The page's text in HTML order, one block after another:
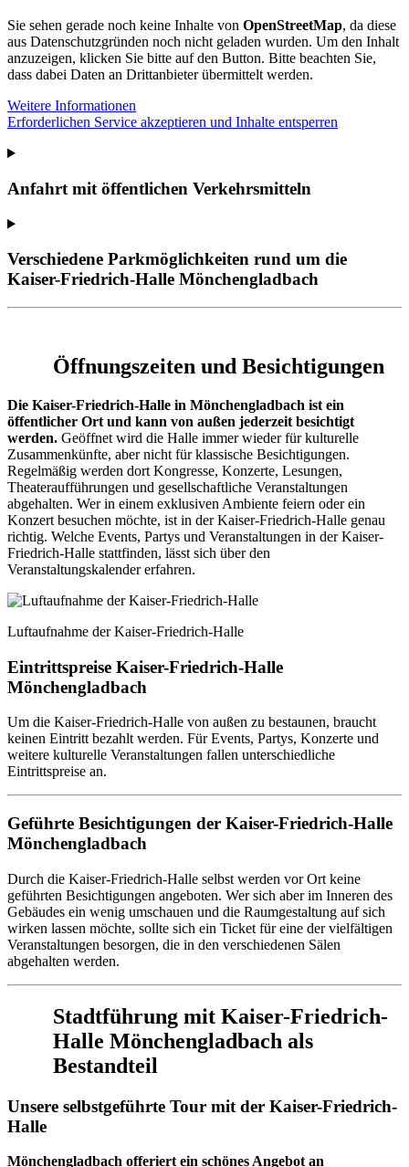
Sie sehen gerade noch keine Inhalte von OpenStreetMap, da diese
aus Datenschutzgründen noch nicht geladen wurden. Um den Inhalt
anzuzeigen, klicken Sie bitte auf den Button. Bitte beachten Sie,
dass dabei Daten an Drittanbieter übermittelt werden.
Weitere Informationen
Erforderlichen Service akzeptieren und Inhalte entsperren
Anfahrt mit öffentlichen Verkehrsmitteln
Verschiedene Parkmöglichkeiten rund um die
Kaiser-Friedrich-Halle Mönchengladbach
Öffnungszeiten und Besichtigungen
Die Kaiser-Friedrich-Halle in Mönchengladbach ist ein
öffentlicher Ort und kann von außen jederzeit besichtigt
werden. Geöffnet wird die Halle immer wieder für kulturelle
Zusammenkünfte, aber nicht für klassische Besichtigungen.
Regelmäßig werden dort Kongresse, Konzerte, Lesungen,
Theateraufführungen und gesellschaftliche Veranstaltungen
abgehalten. Wer in einem exklusiven Ambiente feiern oder ein
Konzert besuchen möchte, ist in der Kaiser-Friedrich-Halle genau
richtig. Welche Events, Partys und Veranstaltungen in der Kaiser-
Friedrich-Halle stattfinden, lässt sich über den
Veranstaltungskalender erfahren.
Luftaufnahme der Kaiser-Friedrich-Halle
Eintrittspreise Kaiser-Friedrich-Halle
Mönchengladbach
Um die Kaiser-Friedrich-Halle von außen zu bestaunen, braucht
keinen Eintritt bezahlt werden. Für Events, Partys, Konzerte und
weitere kulturelle Veranstaltungen fallen unterschiedliche
Eintrittspreise an.
Geführte Besichtigungen der Kaiser-Friedrich-Halle
Mönchengladbach
Durch die Kaiser-Friedrich-Halle selbst werden vor Ort keine
geführten Besichtigungen angeboten. Wer sich aber im Inneren des
Gebäudes ein wenig umschauen und die Raumgestaltung auf sich
wirken lassen möchte, sollte sich ein Ticket für eine der vielfältigen
Veranstaltungen besorgen, die in den verschiedenen Sälen
abgehalten werden.
Stadtführung mit Kaiser-Friedrich-
Halle Mönchengladbach als
Bestandteil
Unsere selbstgeführte Tour mit der Kaiser-Friedrich-
Halle
Mönchengladbach offeriert ein schönes Angebot an